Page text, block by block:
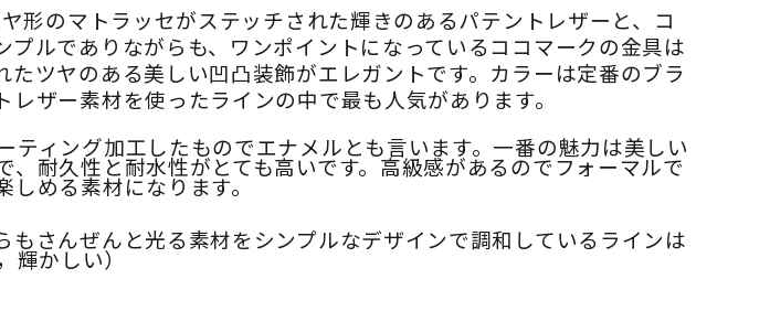
形のマトラッセがステッチされた輝きのあるパテントレザーと、コ
ルでありながらも、ワンポイントになっているココマークの金具は
ツヤのある美しい凹凸装飾がエレガントです。カラーは定番のブラ
ザー素材を使ったラインの中で最も人気があります。
ィング加工したものでエナメルとも言います。一番の魅力は美しい
耐久性と耐水性がとても高いです。高級感があるのでフォーマルで
しめる素材になります。
さんぜんと光る素材をシンプルなデザインで調和しているラインは
輝かしい）